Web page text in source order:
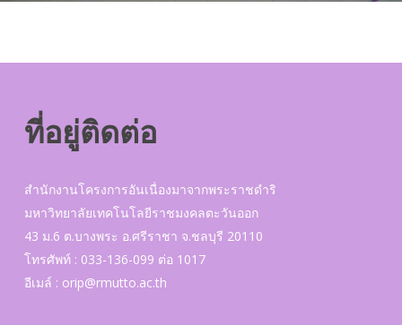
ที่อยู่ติดต่อ
สำนักงานโครงการอันเนื่องมาจากพระราชดำริ
มหาวิทยาลัยเทคโนโลยีราชมงคลตะวันออก
43 ม.6 ต.บางพระ อ.ศรีราชา จ.ชลบุรี 20110
โทรศัพท์ : 033-136-099 ต่อ 1017
อีเมล์ : orip@rmutto.ac.th